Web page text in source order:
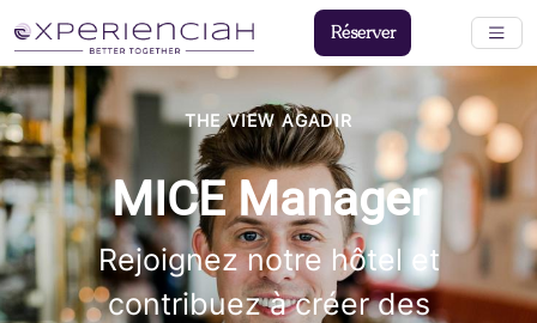
THE VIEW AGADIR
MICE Manager
Rejoignez notre hôtel et
contribuez à créer des
Réserver